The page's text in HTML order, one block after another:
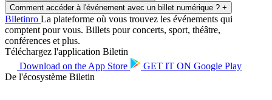
Comment accéder à l'événement avec un billet numérique ? +
Biletinro La plateforme où vous trouvez les événements qui
comptent pour vous. Billets pour concerts, sport, théâtre,
conférences et plus.
Téléchargez l'application Biletin
Download on the App Store GET IT ON Google Play
De l'écosystème Biletin